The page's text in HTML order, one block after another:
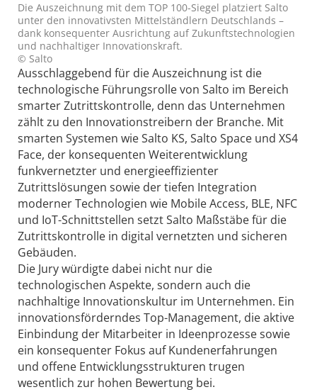
Die Auszeichnung mit dem TOP 100-Siegel platziert Salto
unter den innovativsten Mittelständlern Deutschlands –
dank konsequenter Ausrichtung auf Zukunftstechnologien
und nachhaltiger Innovationskraft.
© Salto
Ausschlaggebend für die Auszeichnung ist die
technologische Führungsrolle von Salto im Bereich
smarter Zutrittskontrolle, denn das Unternehmen
zählt zu den Innovationstreibern der Branche. Mit
smarten Systemen wie Salto KS, Salto Space und XS4
Face, der konsequenten Weiterentwicklung
funkvernetzter und energieeffizienter
Zutrittslösungen sowie der tiefen Integration
moderner Technologien wie Mobile Access, BLE, NFC
und IoT-Schnittstellen setzt Salto Maßstäbe für die
Zutrittskontrolle in digital vernetzten und sicheren
Gebäuden.
Die Jury würdigte dabei nicht nur die
technologischen Aspekte, sondern auch die
nachhaltige Innovationskultur im Unternehmen. Ein
innovationsförderndes Top-Management, die aktive
Einbindung der Mitarbeiter in Ideenprozesse sowie
ein konsequenter Fokus auf Kundenerfahrungen
und offene Entwicklungsstrukturen trugen
wesentlich zur hohen Bewertung bei.